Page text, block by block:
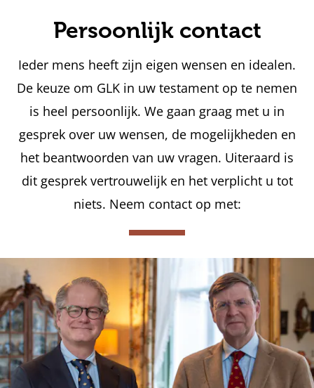
Persoonlijk contact
Ieder mens heeft zijn eigen wensen en idealen.
De keuze om GLK in uw testament op te nemen
is heel persoonlijk. We gaan graag met u in
gesprek over uw wensen, de mogelijkheden en
het beantwoorden van uw vragen. Uiteraard is
dit gesprek vertrouwelijk en het verplicht u tot
niets. Neem contact op met: